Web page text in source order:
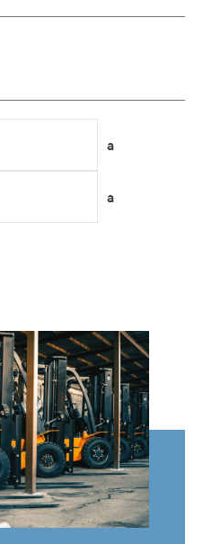
a
a